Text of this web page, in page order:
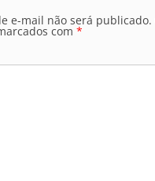
e-mail não será publicado.
com *